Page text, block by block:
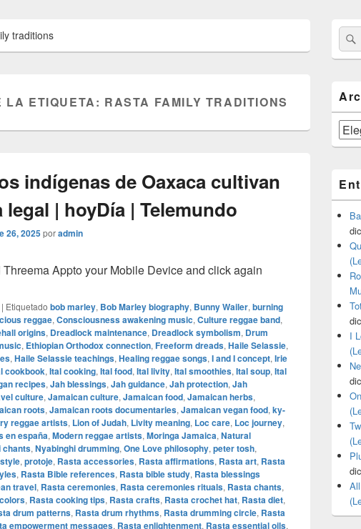
traditions
LA ETIQUETA: RASTA FAMILY TRADITIONS
indígenas de Oaxaca cultivan
legal | hoyDía | Telemundo
26, 2025poradmin
Appto your Mobile Device and click again
| Etiquetado bob marley, Bob Marley biography, Bunny Wailer, burning
reggae, Consciousness awakening music, Culture reggae band,
origins, Dreadlock maintenance, Dreadlock symbolism, Drum
, Ethiopian Orthodox connection, Freeform dreads, Haile Selassie,
, Haile Selassie teachings, Healing reggae songs, I and I concept, Irie
cookbook, Ital cooking, Ital food, Ital livity, Ital smoothies, Ital soup, Ital
recipes, Jah blessings, Jah guidance, Jah protection, Jah
culture, Jamaican culture, Jamaican food, Jamaican herbs,
roots, Jamaican roots documentaries, Jamaican vegan food, ky-
reggae artists, Lion of Judah, Livity meaning, Loc care, Loc journey,
en españa, Modern reggae artists, Moringa Jamaica, Natural
chants, Nyabinghi drumming, One Love philosophy, peter tosh,
, protoje, Rasta accessories, Rasta affirmations, Rasta art, Rasta
, Rasta Bible references, Rasta bible study, Rasta blessings
travel, Rasta ceremonies, Rasta ceremonies rituals, Rasta chants,
, Rasta cooking tips, Rasta crafts, Rasta crochet hat, Rasta diet,
drum patterns, Rasta drum rhythms, Rasta drumming circle, Rasta
empowerment messages, Rasta enlightenment, Rasta essential oils,
área
de
widget
lateral
por:
I